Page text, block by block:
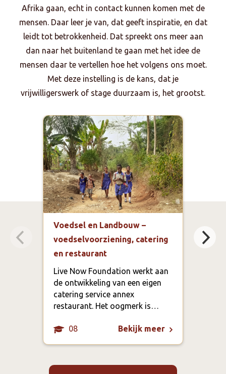
Afrika gaan, echt in contact kunnen komen met de
mensen. Daar leer je van, dat geeft inspiratie, en dat
leidt tot betrokkenheid. Dat spreekt ons meer aan
dan naar het buitenland te gaan met het idee de
mensen daar te vertellen hoe het volgens ons moet.
Met deze instelling is de kans, dat je
vrijwilligerswerk of stage duurzaam is, het grootst.
Voedsel en Landbouw –
voedselvoorziening, catering
en restaurant
Live Now Foundation werkt aan
de ontwikkeling van een eigen
catering service annex
restaurant. Het oogmerk is…
08 Bekijk meer